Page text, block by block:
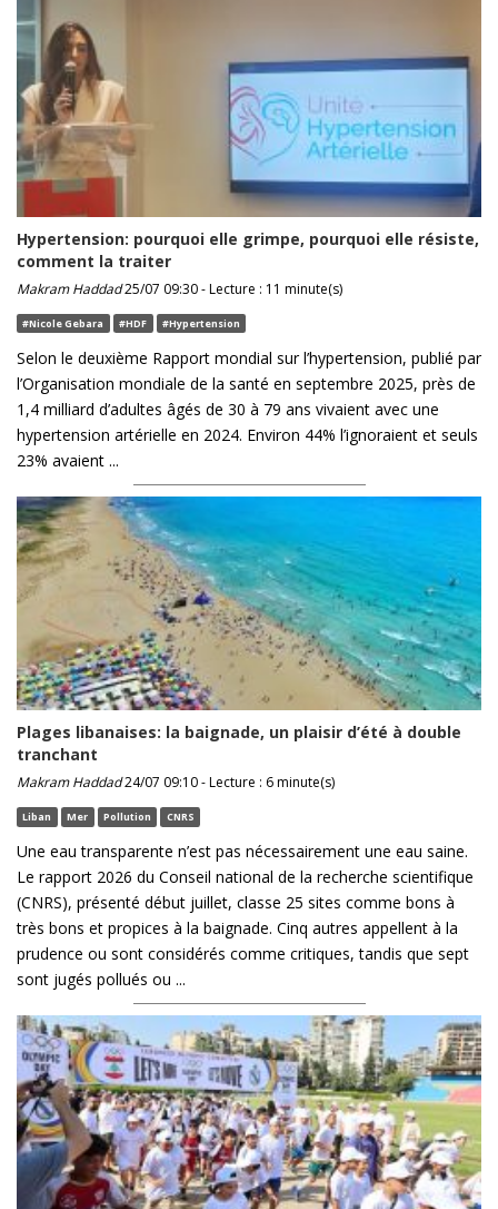
Hypertension: pourquoi elle grimpe, pourquoi elle résiste,
comment la traiter
Makram Haddad25/07 09:30 - Lecture : 11 minute(s)
#Nicole Gebara #HDF #Hypertension
Selon le deuxième Rapport mondial sur l’hypertension, publié par
l’Organisation mondiale de la santé en septembre 2025, près de
1,4 milliard d’adultes âgés de 30 à 79 ans vivaient avec une
hypertension artérielle en 2024. Environ 44% l’ignoraient et seuls
23% avaient ...
Plages libanaises: la baignade, un plaisir d’été à double
tranchant
Makram Haddad24/07 09:10 - Lecture : 6 minute(s)
Liban Mer Pollution CNRS
Une eau transparente n’est pas nécessairement une eau saine.
Le rapport 2026 du Conseil national de la recherche scientifique
(CNRS), présenté début juillet, classe 25 sites comme bons à
très bons et propices à la baignade. Cinq autres appellent à la
prudence ou sont considérés comme critiques, tandis que sept
sont jugés pollués ou ...